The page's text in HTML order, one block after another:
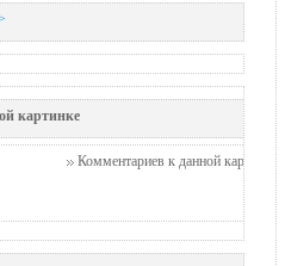
картинке
Комментариев к данной картинке